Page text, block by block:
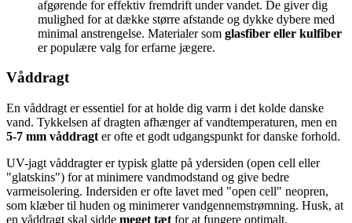
afgørende for effektiv fremdrift under vandet. De giver dig
mulighed for at dække større afstande og dykke dybere med
minimal anstrengelse. Materialer som glasfiber eller kulfiber
er populære valg for erfarne jægere.
Våddragt
En våddragt er essentiel for at holde dig varm i det kolde danske
vand. Tykkelsen af dragten afhænger af vandtemperaturen, men en
5-7 mm våddragt er ofte et godt udgangspunkt for danske forhold.
UV-jagt våddragter er typisk glatte på ydersiden (open cell eller
"glatskins") for at minimere vandmodstand og give bedre
varmeisolering. Indersiden er ofte lavet med "open cell" neopren,
som klæber til huden og minimerer vandgennemstrømning. Husk, at
en våddragt skal sidde meget tæt for at fungere optimalt.